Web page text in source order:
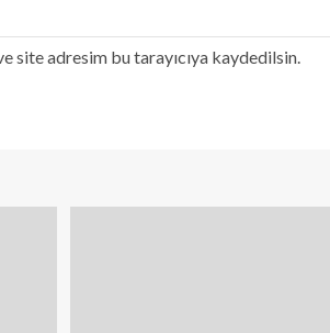
site adresim bu tarayıcıya kaydedilsin.